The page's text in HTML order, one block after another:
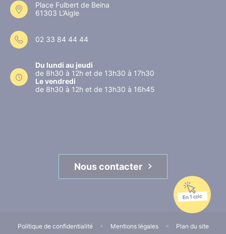
Place Fulbert de Beina
61303 L’Aigle
02 33 84 44 44
Du lundi au jeudi
de 8h30 à 12h et de 13h30 à 17h30
Le vendredi
de 8h30 à 12h et de 13h30 à 16h45
Nous contacter
Politique de confidentialité Mentions légales Plan du site
En 1 clic